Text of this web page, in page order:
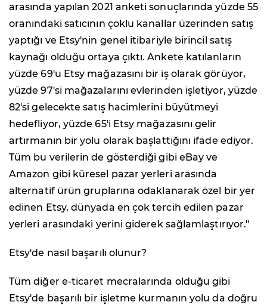
arasında yapılan 2021 anketi sonuçlarında yüzde 55
oranındaki satıcının çoklu kanallar üzerinden satış
yaptığı ve Etsy'nin genel itibariyle birincil satış
kaynağı olduğu ortaya çıktı. Ankete katılanların
yüzde 69'u Etsy mağazasını bir iş olarak görüyor,
yüzde 97'si mağazalarını evlerinden işletiyor, yüzde
82'si gelecekte satış hacimlerini büyütmeyi
hedefliyor, yüzde 65'i Etsy mağazasını gelir
artırmanın bir yolu olarak başlattığını ifade ediyor.
Tüm bu verilerin de gösterdiği gibi eBay ve
Amazon gibi küresel pazar yerleri arasında
alternatif ürün gruplarına odaklanarak özel bir yer
edinen Etsy, dünyada en çok tercih edilen pazar
yerleri arasındaki yerini giderek sağlamlaştırıyor."
Etsy'de nasıl başarılı olunur?
Tüm diğer e-ticaret mecralarında olduğu gibi
Etsy'de başarılı bir işletme kurmanın yolu da doğru